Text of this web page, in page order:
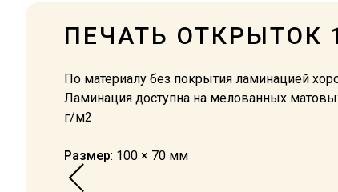
ПЕЧАТЬ ОТКРЫТОК
По материалу без покрытия ламинацией
Ламинация доступна на мелованных
г/м2
Размер: 100 × 70 мм